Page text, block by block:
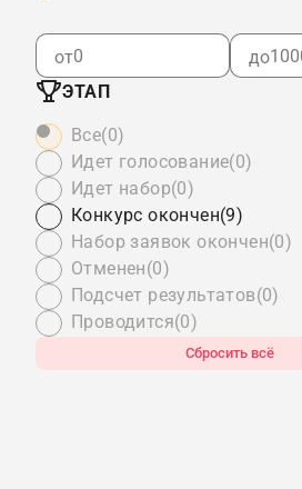
от
до
ЭТАП
Все(0)
Идет голосование(0)
Идет набор(0)
Конкурс окончен(9)
Набор заявок окончен(0)
Отменен(0)
Подсчет результатов(0)
Проводится(0)
Сбросить всё